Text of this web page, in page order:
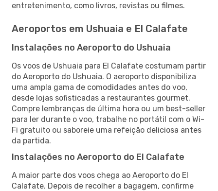
entretenimento, como livros, revistas ou filmes.
Aeroportos em Ushuaia e El Calafate
Instalações no Aeroporto do Ushuaia
Os voos de Ushuaia para El Calafate costumam partir
do Aeroporto do Ushuaia. O aeroporto disponibiliza
uma ampla gama de comodidades antes do voo,
desde lojas sofisticadas a restaurantes gourmet.
Compre lembranças de última hora ou um best-seller
para ler durante o voo, trabalhe no portátil com o Wi-
Fi gratuito ou saboreie uma refeição deliciosa antes
da partida.
Instalações no Aeroporto do El Calafate
A maior parte dos voos chega ao Aeroporto do El
Calafate. Depois de recolher a bagagem, confirme